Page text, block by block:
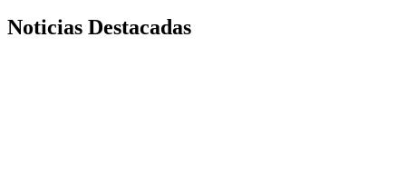
Noticias Destacadas